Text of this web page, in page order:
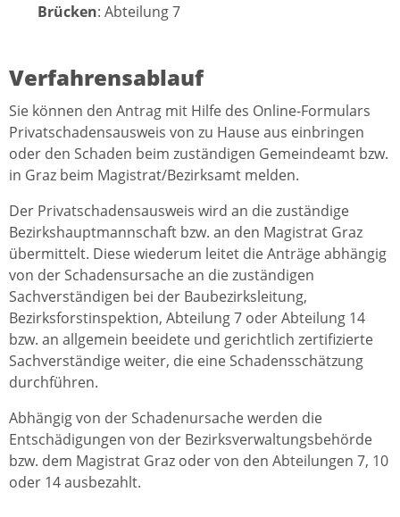
Brücken: Abteilung 7
Verfahrensablauf
Sie können den Antrag mit Hilfe des Online-Formulars
Privatschadensausweis von zu Hause aus einbringen
oder den Schaden beim zuständigen Gemeindeamt bzw.
in Graz beim Magistrat/Bezirksamt melden.
Der Privatschadensausweis wird an die zuständige
Bezirkshauptmannschaft bzw. an den Magistrat Graz
übermittelt. Diese wiederum leitet die Anträge abhängig
von der Schadensursache an die zuständigen
Sachverständigen bei der Baubezirksleitung,
Bezirksforstinspektion, Abteilung 7 oder Abteilung 14
bzw. an allgemein beeidete und gerichtlich zertifizierte
Sachverständige weiter, die eine Schadensschätzung
durchführen.
Abhängig von der Schadenursache werden die
Entschädigungen von der Bezirksverwaltungsbehörde
bzw. dem Magistrat Graz oder von den Abteilungen 7, 10
oder 14 ausbezahlt.